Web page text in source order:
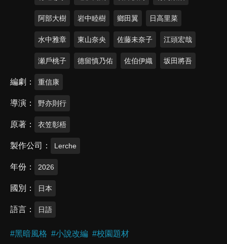
阿部大樹 岩中睦樹 鄉田翼 日高里菜
水中雅章 東山奈央 佐藤未奈子 江頭宏哉
瀬戶桃子 德留慎乃佑 佐伯伊織 坂田將吾
編劇 重信康
導演 野亦則行
原著 衣笠彰梧
製作公司 Lerche
年份 2026
國別 日本
語言 日語
#黑暗風格 #小說改編 #校園題材